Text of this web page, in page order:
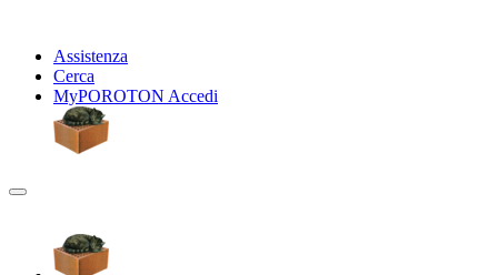
Assistenza
Cerca
MyPOROTON Accedi